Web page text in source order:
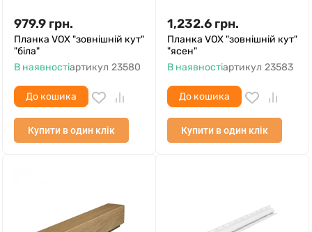
979.9 грн.
Планка VOX "зовнішній кут"
"біла"
В наявностіартикул 23580
До кошика
Купити в один клік
1,232.6 грн.
Планка VOX "зовнішній кут"
"ясен"
В наявностіартикул 23583
До кошика
Купити в один клік